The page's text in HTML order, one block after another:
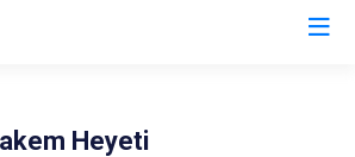
Heyeti